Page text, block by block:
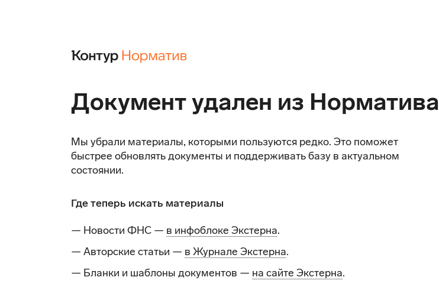
Документ удален из Норматива
Мы убрали материалы, которыми пользуются редко. Это поможет
быстрее обновлять документы и поддерживать базу в актуальном
состоянии.
Где теперь искать материалы
— Новости ФНС — в инфоблоке Экстерна.
— Авторские статьи — в Журнале Экстерна.
— Бланки и шаблоны документов — на сайте Экстерна.